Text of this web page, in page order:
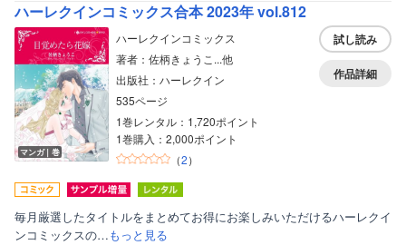
ハーレクインコミックス合本 2023年 vol.812
マンガ｜巻
ハーレクインコミックス
著者：佐柄きょうこ...他
出版社：ハーレクイン
535ページ
1巻レンタル：1,720ポイント
1巻購入：2,000ポイント
（2）
試し読み
作品詳細
毎月厳選したタイトルをまとめてお得にお楽しみいただけるハーレクイ
ンコミックスの…もっと見る